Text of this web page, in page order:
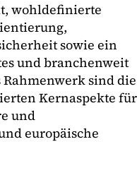
wohldefinierte
sowie ein
und branchenweit
sind die
Kernaspekte für
und
europäische